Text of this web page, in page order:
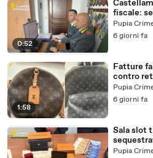
0:52
fiscale:
ad un
Pupia
6 giorni fa
1:58
Fatture
contro
sequestri
Pupia
6 giorni fa
Sala slot
a due
Pupia